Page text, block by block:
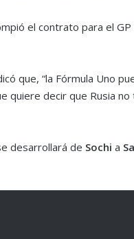
el contrato para el
que, “la Fórmula Uno
quiere decir que Rusia
desarrollará de Sochi a